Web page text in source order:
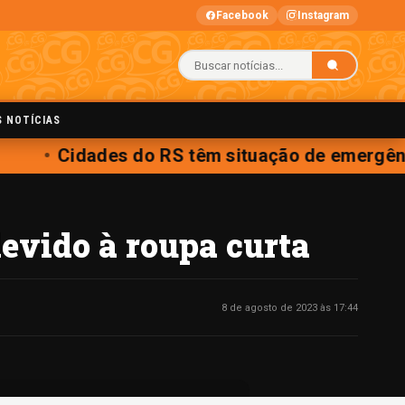
Facebook Instagram
NOTÍCIAS
Cidades do RS têm situação de
à roupa curta
8 de agosto de 2023 às 17:44